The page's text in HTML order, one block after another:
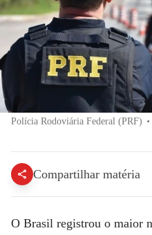
Polícia Rodoviária Federal (PRF) •
Compartilhar matéria
O Brasil registrou o maior